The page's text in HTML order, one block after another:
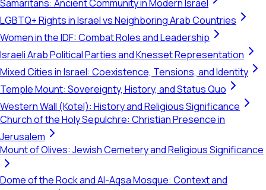
Samaritans: Ancient Community in Modern Israel
LGBTQ+ Rights in Israel vs Neighboring Arab Countries
Women in the IDF: Combat Roles and Leadership
Israeli Arab Political Parties and Knesset Representation
Mixed Cities in Israel: Coexistence, Tensions, and Identity
Temple Mount: Sovereignty, History, and Status Quo
Western Wall (Kotel): History and Religious Significance
Church of the Holy Sepulchre: Christian Presence in
Jerusalem
Mount of Olives: Jewish Cemetery and Religious Significance
Dome of the Rock and Al-Aqsa Mosque: Context and